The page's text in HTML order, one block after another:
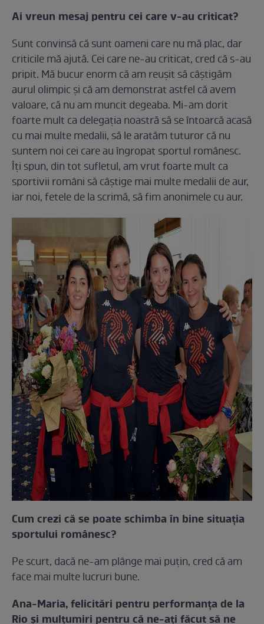
Ai vreun mesaj pentru cei care v-au criticat?
Sunt convinsă că sunt oameni care nu mă plac, dar
criticile mă ajută. Cei care ne-au criticat, cred că s-au
pripit. Mă bucur enorm că am reuşit să câştigăm
aurul olimpic şi că am demonstrat astfel că avem
valoare, că nu am muncit degeaba. Mi-am dorit
foarte mult ca delegaţia noastră să se întoarcă acasă
cu mai multe medalii, să le aratăm tuturor că nu
suntem noi cei care au îngropat sportul românesc.
Îţi spun, din tot sufletul, am vrut foarte mult ca
sportivii români să câştige mai multe medalii de aur,
iar noi, fetele de la scrimă, să fim anonimele cu aur.
Cum crezi că se poate schimba în bine situaţia
sportului românesc?
Pe scurt, dacă ne-am plânge mai puţin, cred că am
face mai multe lucruri bune.
Ana-Maria, felicitări pentru performanţa de la
Rio şi mulţumiri pentru că ne-aţi făcut să ne